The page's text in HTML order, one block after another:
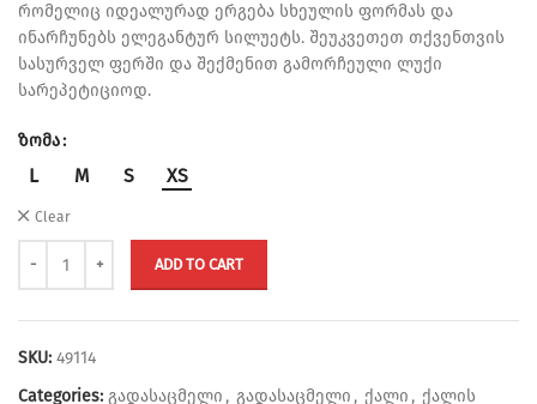
რომელიც იდეალურად ერგება სხეულის ფორმას და
ინარჩუნებს ელეგანტურ სილუეტს. შეუკვეთეთ თქვენთვის
სასურველ ფერში და შექმენით გამორჩეული ლუქი
სარეპეტიციოდ.
ზომა
L M S XS
Clear
ADD TO CART
SKU: 49114
Categories: გადასაცმელი , გადასაცმელი , ქალი , ქალის